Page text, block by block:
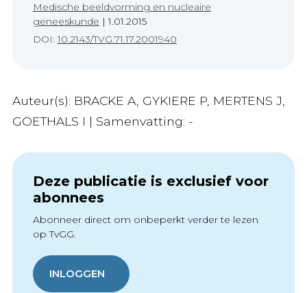
Medische beeldvorming en nucleaire
geneeskunde |1.01.2015
DOI:10.2143/TVG.71.17.2001940
Auteur(s): BRACKE A, GYKIERE P, MERTENS J,
GOETHALS I | Samenvatting: -
Deze publicatie is exclusief voor
abonnees
Abonneer direct om onbeperkt verder te lezen
op TvGG.
INLOGGEN